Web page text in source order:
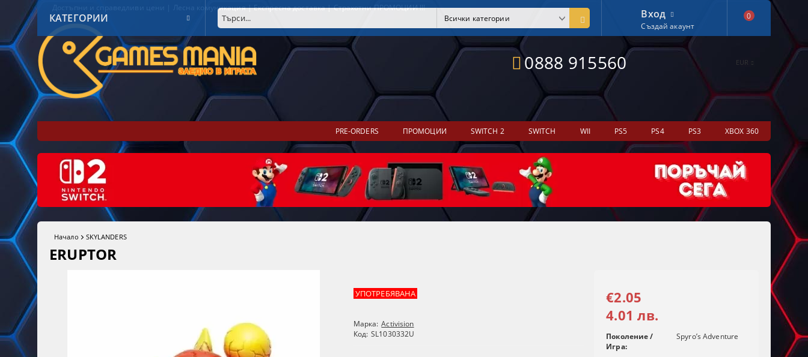
Достъпни и справедливи цени | Лесна комуникация | Експресна доставка | Страхотни ПРОМОЦИИ !!!
0888 915560 EUR
КАТЕГОРИИ Вход
Създай акаунт
0
PRE-ORDERS ПРОМОЦИИ SWITCH 2 SWITCH WII PS5 PS4 PS3 XBOX 360
Начало SKYLANDERS
ERUPTOR
УПОТРЕБЯВАНА
Марка: Activision
Код: SL1030332U
€2.05
4.01 лв.
Поколение /
Игра:
Spyro’s Adventure